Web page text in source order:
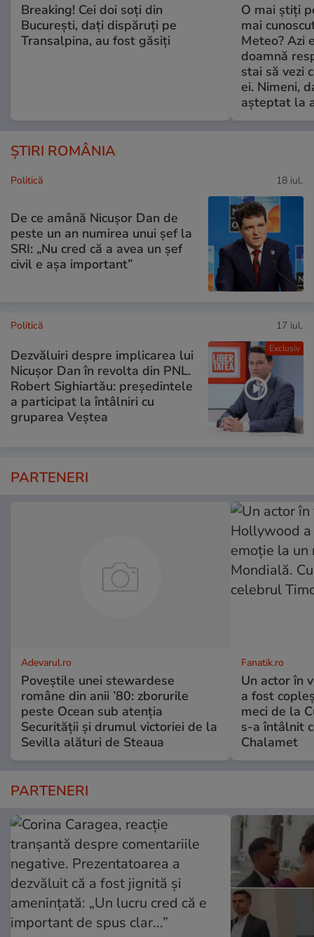
Breaking! Cei doi soți din
București, dați dispăruți pe
Transalpina, au fost găsiți
O mai știți
mai
Meteo? Azi
doamnă
stai să vezi
ei. Nimeni,
așteptat la
ȘTIRI ROMÂNIA
Politică 18 iul.
De ce amână Nicușor Dan de
peste un an numirea unui șef la
SRI: „Nu cred că a avea un şef
civil e așa important”
Exclusiv
Politică 17 iul.
Dezvăluiri despre implicarea lui
Nicușor Dan în revolta din PNL.
Robert Sighiartău: președintele
a participat la întâlniri cu
gruparea Veștea
PARTENERI
Adevarul.ro
Poveștile unei stewardese
române din anii ’80: zborurile
peste Ocean sub atenția
Securității și drumul victoriei de la
Sevilla alături de Steaua
Fanatik.ro
Un actor în
a fost
meci de la
s-a întâlnit
Chalamet
PARTENERI